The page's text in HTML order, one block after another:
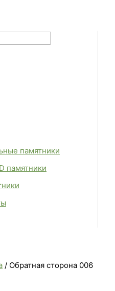
памятники
памятники
/ Обратная сторона 006